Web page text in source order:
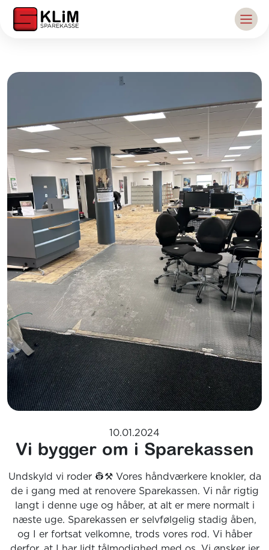
10.01.2024
Vi bygger om i Sparekassen
Undskyld vi roder 👷⚒️ Vores håndværkere knokler, da
de i gang med at renovere Sparekassen. Vi når rigtig
langt i denne uge og håber, at alt er mere normalt i
næste uge. Sparekassen er selvfølgelig stadig åben,
og I er fortsat velkomne, trods vores rod. Vi håber